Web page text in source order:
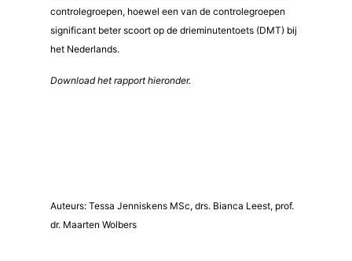
controlegroepen, hoewel een van de controlegroepen
significant beter scoort op de drieminutentoets (DMT) bij
het Nederlands.
Download het rapport hieronder.
Auteurs: Tessa Jenniskens MSc, drs. Bianca Leest, prof.
dr. Maarten Wolbers